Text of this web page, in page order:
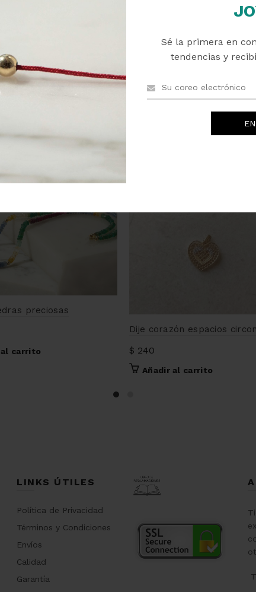
Sé la primera en
tendencias y
oro 14k o 18k, la pieza tiene un mínimo 5% de peso en oro
preciosas
carrito
Dije corazón espacios
$ 240
Añadir al carrito
LINKS ÚTILES
Política de Privacidad
Términos y Condiciones
Envíos
Calidad
Garantía